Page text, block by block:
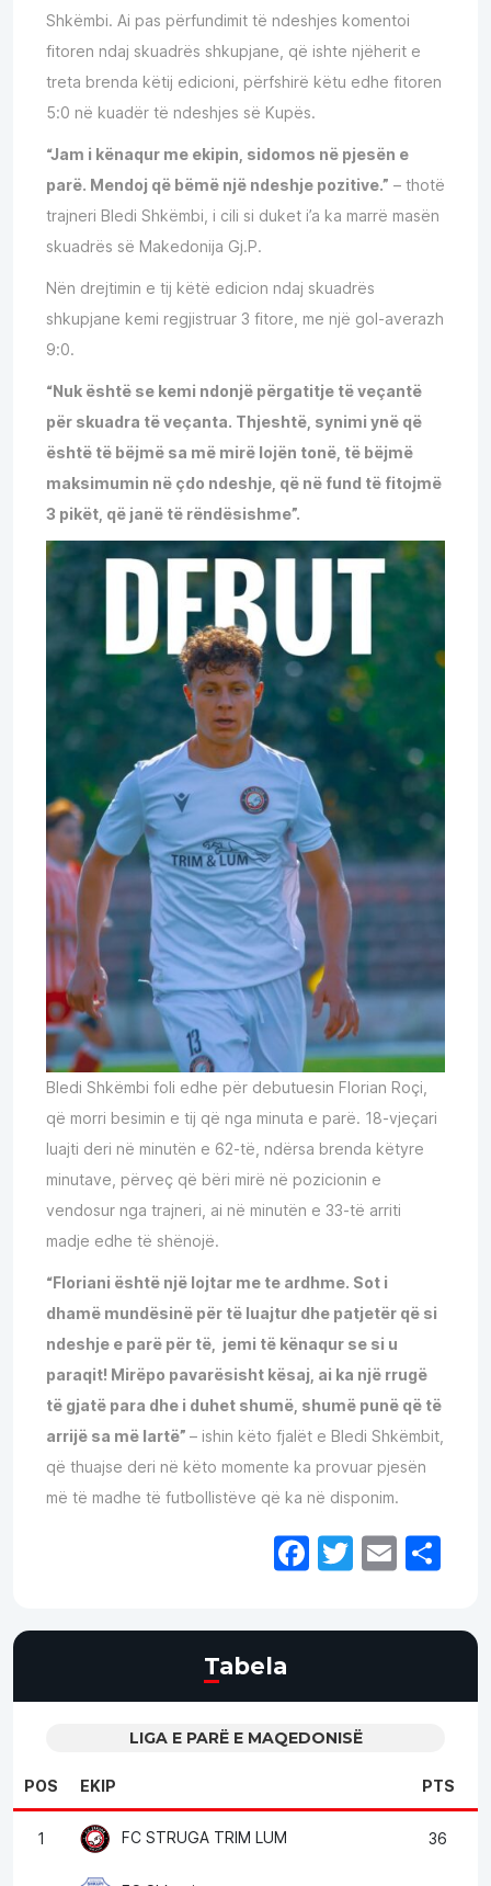
Shkëmbi. Ai pas përfundimit të ndeshjes komentoi
fitoren ndaj skuadrës shkupjane, që ishte njëherit e
treta brenda këtij edicioni, përfshirë këtu edhe fitoren
5:0 në kuadër të ndeshjes së Kupës.
“Jam i kënaqur me ekipin, sidomos në pjesën e
parë. Mendoj që bëmë një ndeshje pozitive.” – thotë
trajneri Bledi Shkëmbi, i cili si duket i’a ka marrë masën
skuadrës së Makedonija Gj.P.
Nën drejtimin e tij këtë edicion ndaj skuadrës
shkupjane kemi regjistruar 3 fitore, me një gol-averazh
9:0.
“Nuk është se kemi ndonjë përgatitje të veçantë
për skuadra të veçanta. Thjeshtë, synimi ynë që
është të bëjmë sa më mirë lojën tonë, të bëjmë
maksimumin në çdo ndeshje, që në fund të fitojmë
3 pikët, që janë të rëndësishme”.
Bledi Shkëmbi foli edhe për debutuesin Florian Roçi,
që morri besimin e tij që nga minuta e parë. 18-vjeçari
luajti deri në minutën e 62-të, ndërsa brenda këtyre
minutave, përveç që bëri mirë në pozicionin e
vendosur nga trajneri, ai në minutën e 33-të arriti
madje edhe të shënojë.
“Floriani është një lojtar me te ardhme. Sot i
dhamë mundësinë për të luajtur dhe patjetër që si
ndeshje e parë për të, jemi të kënaqur se si u
paraqit! Mirëpo pavarësisht kësaj, ai ka një rrugë
të gjatë para dhe i duhet shumë, shumë punë që të
arrijë sa më lartë” – ishin këto fjalët e Bledi Shkëmbit,
që thuajse deri në këto momente ka provuar pjesën
më të madhe të futbollistëve që ka në disponim.
Facebook
Twitter
Email
Tabela
LIGA E PARË E MAQEDONISË
POS EKIP PTS
1 FC STRUGA TRIM LUM 36